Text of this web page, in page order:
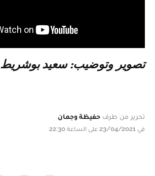
تصوير وتوضيب: سعيد بوشريط
تحرير من طرف حفيظة وجمان
في 23/04/2021 على الساعة 22:30